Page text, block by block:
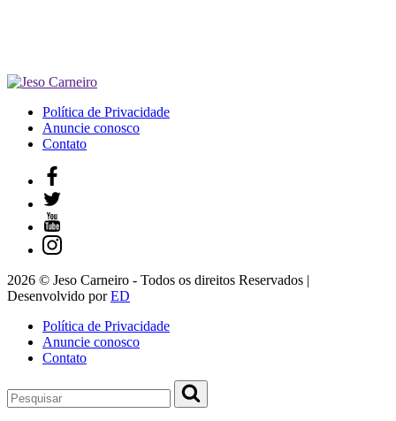
Política de Privacidade
Anuncie conosco
Contato
2026 © Jeso Carneiro - Todos os direitos Reservados |
Desenvolvido porED
Política de Privacidade
Anuncie conosco
Contato